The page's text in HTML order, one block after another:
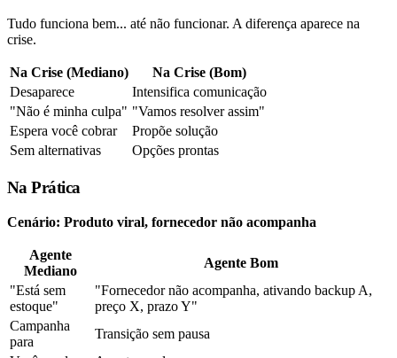
Tudo funciona bem... até não funcionar. A diferença aparece na
crise.
Na Crise (Mediano)
Na Crise (Bom)
Desaparece
Intensifica comunicação
"Não é minha culpa" "Vamos resolver assim"
Espera você cobrar
Propõe solução
Sem alternativas
Opções prontas
Na Prática
Cenário: Produto viral, fornecedor não acompanha
Agente
Mediano
Agente Bom
"Está sem
estoque"
"Fornecedor não acompanha, ativando backup A,
preço X, prazo Y"
Campanha
para
Transição sem pausa